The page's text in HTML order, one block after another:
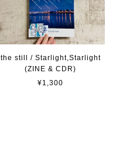
the still / Starlight,Starlight
(ZINE & CDR)
¥1,300